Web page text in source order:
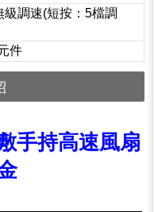
調速(短按：5檔調
件
手持高速風扇